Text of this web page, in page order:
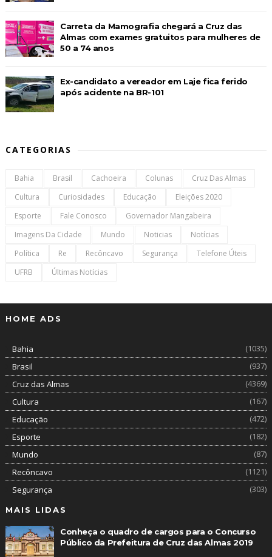
Carreta da Mamografia chegará a Cruz das
Almas com exames gratuitos para mulheres de
50 a 74 anos
Ex-candidato a vereador em Laje fica ferido
após acidente na BR-101
CATEGORIAS
Bahia Brasil Cachoeira Colunas
Cruz Das Almas
Cultura
Curiosidades Educação
Eleições 2020
Esporte
Fale Conosco
Governador Mangabeira
Imagens Da Cidade
Mundo Noticias
Notícias
Política
Re Recôncavo Segurança
Telefone Úteis
UFRB
Últimas Notícias
HOME ADS
Bahia
(1035)
Brasil
(937)
Cruz das Almas
(4369)
Cultura
(167)
Educação
(472)
Esporte
(182)
Mundo
(87)
Recôncavo
(1121)
Segurança
(303)
MAIS LIDAS
Conheça o quadro de cargos para o Concurso
Público da Prefeitura de Cruz das Almas 2019